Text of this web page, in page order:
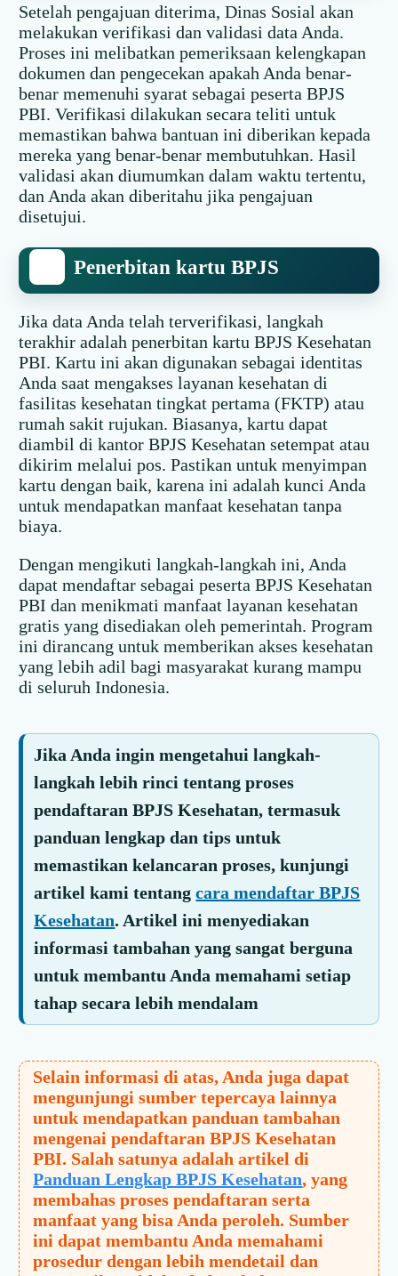
Setelah pengajuan diterima, Dinas Sosial akan
melakukan verifikasi dan validasi data Anda.
Proses ini melibatkan pemeriksaan kelengkapan
dokumen dan pengecekan apakah Anda benar-
benar memenuhi syarat sebagai peserta BPJS
PBI. Verifikasi dilakukan secara teliti untuk
memastikan bahwa bantuan ini diberikan kepada
mereka yang benar-benar membutuhkan. Hasil
validasi akan diumumkan dalam waktu tertentu,
dan Anda akan diberitahu jika pengajuan
disetujui.
Penerbitan kartu BPJS
Jika data Anda telah terverifikasi, langkah
terakhir adalah penerbitan kartu BPJS Kesehatan
PBI. Kartu ini akan digunakan sebagai identitas
Anda saat mengakses layanan kesehatan di
fasilitas kesehatan tingkat pertama (FKTP) atau
rumah sakit rujukan. Biasanya, kartu dapat
diambil di kantor BPJS Kesehatan setempat atau
dikirim melalui pos. Pastikan untuk menyimpan
kartu dengan baik, karena ini adalah kunci Anda
untuk mendapatkan manfaat kesehatan tanpa
biaya.
Dengan mengikuti langkah-langkah ini, Anda
dapat mendaftar sebagai peserta BPJS Kesehatan
PBI dan menikmati manfaat layanan kesehatan
gratis yang disediakan oleh pemerintah. Program
ini dirancang untuk memberikan akses kesehatan
yang lebih adil bagi masyarakat kurang mampu
di seluruh Indonesia.
Jika Anda ingin mengetahui langkah-
langkah lebih rinci tentang proses
pendaftaran BPJS Kesehatan, termasuk
panduan lengkap dan tips untuk
memastikan kelancaran proses, kunjungi
artikel kami tentangcara mendaftar BPJS
Kesehatan. Artikel ini menyediakan
informasi tambahan yang sangat berguna
untuk membantu Anda memahami setiap
tahap secara lebih mendalam
Selain informasi di atas, Anda juga dapat
mengunjungi sumber tepercaya lainnya
untuk mendapatkan panduan tambahan
mengenai pendaftaran BPJS Kesehatan
PBI. Salah satunya adalah artikel di
Panduan Lengkap BPJS Kesehatan, yang
membahas proses pendaftaran serta
manfaat yang bisa Anda peroleh. Sumber
ini dapat membantu Anda memahami
prosedur dengan lebih mendetail dan